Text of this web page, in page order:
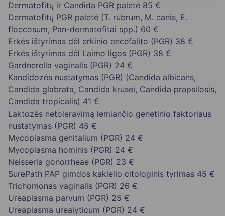
Dermatofitų ir Candida PGR paletė 85 €
Dermatofitų PGR paletė (T. rubrum, M. canis, E.
floccosum, Pan-dermatofitai spp.) 60 €
Erkės ištyrimas dėl erkinio encefalito (PGR) 38 €
Erkės ištyrimas dėl Laimo ligos (PGR) 38 €
Gardnerella vaginalis (PGR) 24 €
Kandidozės nustatymas (PGR) (Candida albicans,
Candida glabrata, Candida krusei, Candida prapsilosis,
Candida tropicalis) 41 €
Laktozės netoleravimą lemiančio genetinio faktoriaus
nustatymas (PGR) 45 €
Mycoplasma genitalium (PGR) 24 €
Mycoplasma hominis (PGR) 24 €
Neisseria gonorrheae (PGR) 23 €
SurePath PAP gimdos kaklelio citologinis tyrimas 45 €
Trichomonas vaginalis (PGR) 26 €
Ureaplasma parvum (PGR) 25 €
Ureaplasma urealyticum (PGR) 24 €